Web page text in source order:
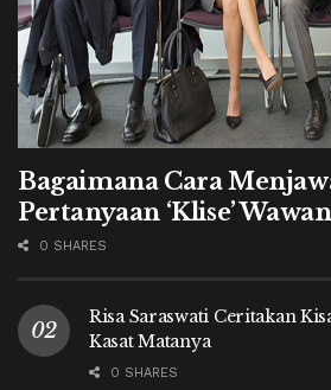
Bagaimana Cara
Pertanyaan ‘Klise’
0 SHARES
Risa Saraswati Ceritakan
Kasat Matanya
0 SHARES